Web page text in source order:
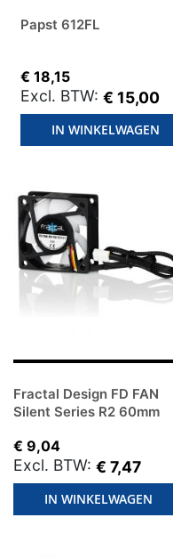
Papst 612FL
€ 18,15
€ 15,00
IN WINKELWAGEN
Fractal Design FD FAN
Silent Series R2 60mm
€ 9,04
€ 7,47
IN WINKELWAGEN